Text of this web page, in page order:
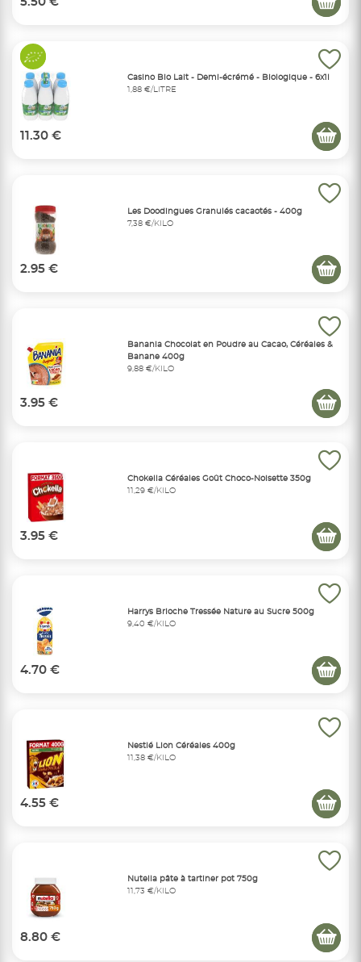
Casino Bio Lait - Demi-écrémé - Biologique - 6x1l
1,88 €/LITRE
11.30 €
Les Doodingues Granulés cacaotés - 400g
7,38 €/KILO
2.95 €
Banania Chocolat en Poudre au Cacao, Céréales &
Banane 400g
9,88 €/KILO
3.95 €
Chokella Céréales Goût Choco-Noisette 350g
11,29 €/KILO
3.95 €
Harrys Brioche Tressée Nature au Sucre 500g
9,40 €/KILO
4.70 €
Nestlé Lion Céréales 400g
11,38 €/KILO
4.55 €
Nutella pâte à tartiner pot 750g
11,73 €/KILO
8.80 €